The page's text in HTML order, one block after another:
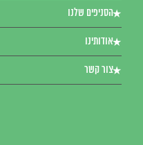
הסניפים שלנו
אודותינו
צור קשר